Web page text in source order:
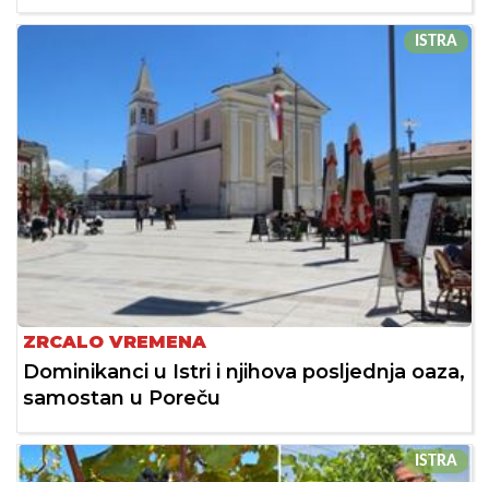
ISTRA
ZRCALO VREMENA
Dominikanci u Istri i njihova posljednja oaza,
samostan u Poreču
ISTRA